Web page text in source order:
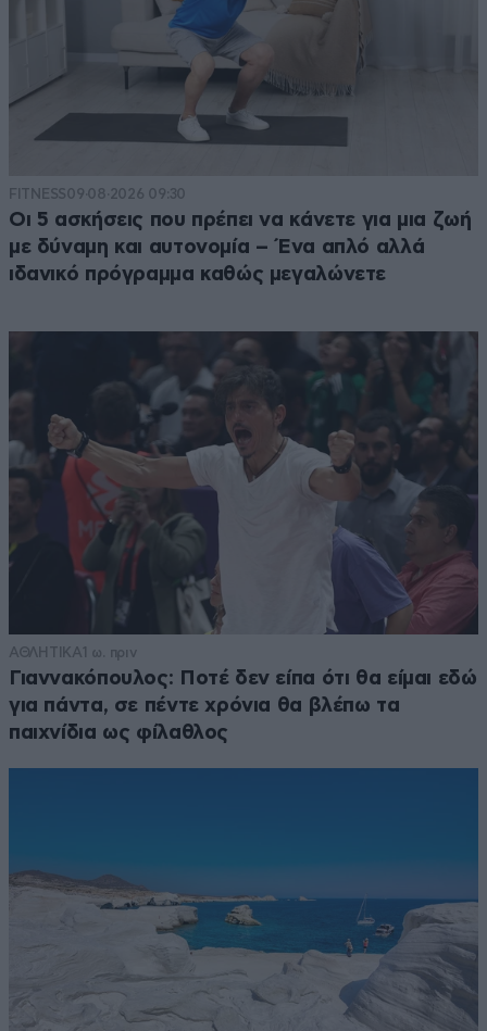
FITNESS09·08·2026 09:30
Οι 5 ασκήσεις που πρέπει να κάνετε για μια ζωή
με δύναμη και αυτονομία – Ένα απλό αλλά
ιδανικό πρόγραμμα καθώς μεγαλώνετε
ΑΘΛΗΤΙΚΑ1 ω. πριν
Γιαννακόπουλος: Ποτέ δεν είπα ότι θα είμαι εδώ
για πάντα, σε πέντε χρόνια θα βλέπω τα
παιχνίδια ως φίλαθλος